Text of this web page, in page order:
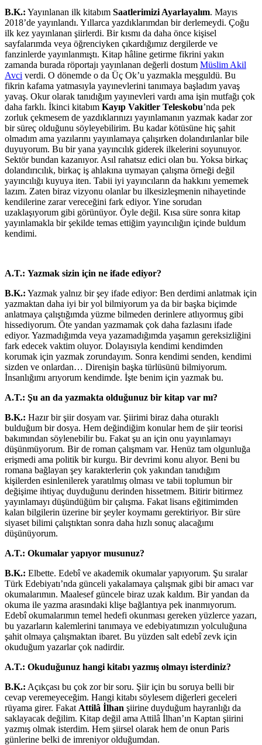
B.K.: Yayınlanan ilk kitabım Saatlerimizi Ayarlayalım. Mayıs
2018’de yayınlandı. Yıllarca yazdıklarımdan bir derlemeydi. Çoğu
ilk kez yayınlanan şiirlerdi. Bir kısmı da daha önce kişisel
sayfalarımda veya öğrenciyken çıkardığımız dergilerde ve
fanzinlerde yayınlanmıştı. Kitap hâline getirme fikrini yakın
zamanda burada röportajı yayınlanan değerli dostum Müslim Akil
Avci verdi. O dönemde o da Üç Ok’u yazmakla meşguldü. Bu
fikrin kafama yatmasıyla yayınevlerini tanımaya başladım yavaş
yavaş. Okur olarak tanıdığım yayınevleri vardı ama işin mutfağı çok
daha farklı. İkinci kitabım Kayıp Vakitler Teleskobu’nda pek
zorluk çekmesem de yazdıklarınızı yayınlamanın yazmak kadar zor
bir süreç olduğunu söyleyebilirim. Bu kadar kötüsüne hiç şahit
olmadım ama yazılarını yayınlamaya çalışırken dolandırılanlar bile
duyuyorum. Bu bir yana yayıncılık giderek ilkelerini soyunuyor.
Sektör bundan kazanıyor. Asıl rahatsız edici olan bu. Yoksa birkaç
dolandırıcılık, birkaç iş ahlakına uymayan çalışma örneği değil
yayıncılığı kuyuya iten. Tabii iyi yayıncıların da hakkını yememek
lazım. Zaten biraz vizyonu olanlar bu ilkesizleşmenin nihayetinde
kendilerine zarar vereceğini fark ediyor. Yine sorudan
uzaklaşıyorum gibi görünüyor. Öyle değil. Kısa süre sonra kitap
yayınlamakla bir şekilde temas ettiğim yayıncılığın içinde buldum
kendimi.
A.T.: Yazmak sizin için ne ifade ediyor?
B.K.: Yazmak yalnız bir şey ifade ediyor: Ben derdimi anlatmak için
yazmaktan daha iyi bir yol bilmiyorum ya da bir başka biçimde
anlatmaya çalıştığımda yüzme bilmeden derinlere atlıyormuş gibi
hissediyorum. Öte yandan yazmamak çok daha fazlasını ifade
ediyor. Yazmadığımda veya yazamadığımda yaşamın gereksizliğini
fark edecek vaktim oluyor. Dolayısıyla kendimi kendimden
korumak için yazmak zorundayım. Sonra kendimi senden, kendimi
sizden ve onlardan… Direnişin başka türlüsünü bilmiyorum.
İnsanlığımı arıyorum kendimde. İşte benim için yazmak bu.
A.T.: Şu an da yazmakta olduğunuz bir kitap var mı?
B.K.: Hazır bir şiir dosyam var. Şiirimi biraz daha oturaklı
bulduğum bir dosya. Hem değindiğim konular hem de şiir teorisi
bakımından söylenebilir bu. Fakat şu an için onu yayınlamayı
düşünmüyorum. Bir de roman çalışmam var. Henüz tam olgunluğa
erişmedi ama politik bir kurgu. Bir devrimi konu alıyor. Beni bu
romana bağlayan şey karakterlerin çok yakından tanıdığım
kişilerden esinlenilerek yaratılmış olması ve tabii toplumun bir
değişime ihtiyaç duyduğunu derinden hissetmem. Bitirir bitirmez
yayınlamayı düşündüğüm bir çalışma. Fakat lisans eğitimimden
kalan bilgilerin üzerine bir şeyler koymamı gerektiriyor. Bir süre
siyaset bilimi çalıştıktan sonra daha hızlı sonuç alacağımı
düşünüyorum.
A.T.: Okumalar yapıyor musunuz?
B.K.: Elbette. Edebî ve akademik okumalar yapıyorum. Şu sıralar
Türk Edebiyatı’nda günceli yakalamaya çalışmak gibi bir amacı var
okumalarımın. Maalesef güncele biraz uzak kaldım. Bir yandan da
okuma ile yazma arasındaki klişe bağlantıya pek inanmıyorum.
Edebî okumalarımın temel hedefi okunması gereken yüzlerce yazarı,
bu yazarların kalemlerini tanımaya ve edebiyatımızın yolculuğuna
şahit olmaya çalışmaktan ibaret. Bu yüzden salt edebî zevk için
okuduğum yazarlar çok nadirdir.
A.T.: Okuduğunuz hangi kitabı yazmış olmayı isterdiniz?
B.K.: Açıkçası bu çok zor bir soru. Şiir için bu soruya belli bir
cevap veremeyeceğim. Hangi kitabı söylesem diğerleri geceleri
rüyama girer. Fakat Attilâ İlhan şiirine duyduğum hayranlığı da
saklayacak değilim. Kitap değil ama Attilâ İlhan’ın Kaptan şiirini
yazmış olmak isterdim. Hem şiirsel olarak hem de onun Paris
günlerine belki de imreniyor olduğumdan.